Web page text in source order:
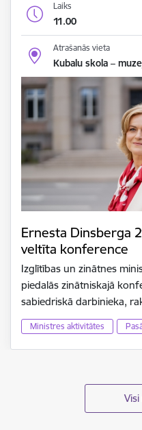
Laiks
11.00
Atrašanās vieta
Kubalu skola –
Ernesta Dinsberga
veltīta konference
Izglītības un zinātnes
piedalās zinātniskajā
sabiedriskā darbinieka,
Ministres aktivitātes